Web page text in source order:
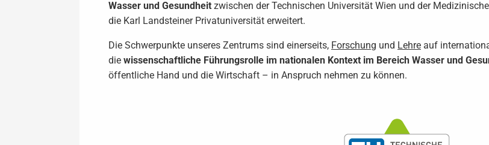
Wasser und Gesundheit zwischen der Technischen Universität Wien und der
die Karl Landsteiner Privatuniversität erweitert.
Die Schwerpunkte unseres Zentrums sind einerseits, Forschung und Lehre auf
die wissenschaftliche Führungsrolle im nationalen Kontext im Bereich Wasser und
öffentliche Hand und die Wirtschaft – in Anspruch nehmen zu können.